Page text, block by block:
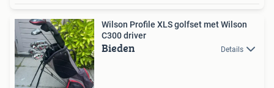
Wilson Profile XLS golfset met Wilson
C300 driver
Bieden Details